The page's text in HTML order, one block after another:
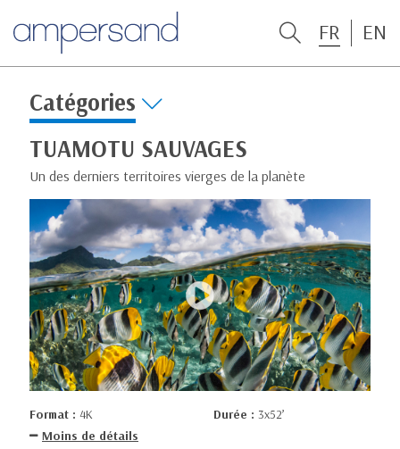
FR EN
Catégories
TUAMOTU SAUVAGES
Un des derniers territoires vierges de la planète
Format : 4K Durée : 3x52’
Moins de détails